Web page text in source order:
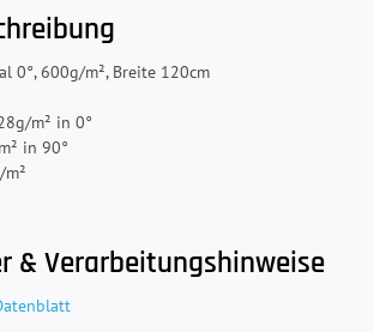
0°, 600g/m², Breite 120cm
m² in 0°
in 90°
& Verarbeitungshinweise